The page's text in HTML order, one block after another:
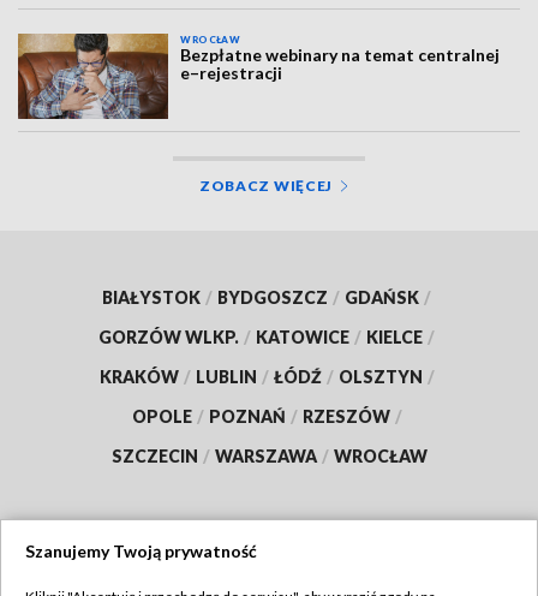
WROCŁAW
Bezpłatne webinary na temat centralnej
e–rejestracji
ZOBACZ WIĘCEJ
BIAŁYSTOK / BYDGOSZCZ / GDAŃSK /
GORZÓW WLKP. / KATOWICE / KIELCE /
KRAKÓW / LUBLIN / ŁÓDŹ / OLSZTYN /
OPOLE / POZNAŃ / RZESZÓW /
SZCZECIN / WARSZAWA / WROCŁAW
Szanujemy Twoją prywatność